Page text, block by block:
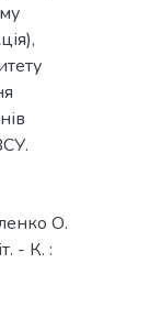
О.
- К. :